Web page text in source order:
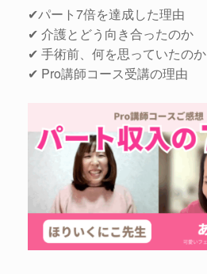
✔パート7倍を達成した理由
✔ 介護とどう向き合ったのか
✔ 手術前、何を思っていたのか
✔ Pro講師コース受講の理由